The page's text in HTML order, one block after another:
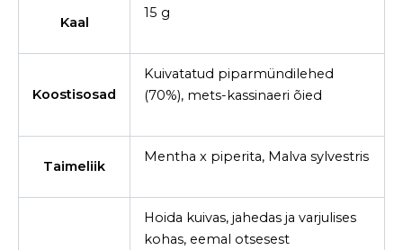
Kaal
15 g
Koostisosad
Kuivatatud piparmündilehed
(70%), mets-kassinaeri õied
Taimeliik
Mentha x piperita, Malva sylvestris
Hoida kuivas, jahedas ja varjulises
kohas, eemal otsesest